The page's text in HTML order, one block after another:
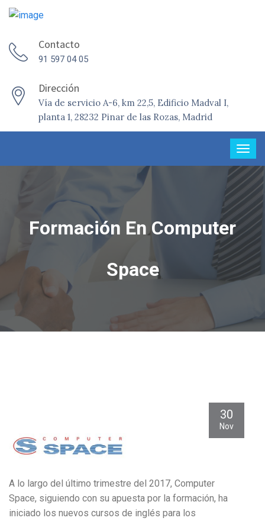
Contacto
91 597 04 05
Dirección
Vía de servicio A-6, km 22,5, Edificio Madval I,
planta 1, 28232 Pinar de las Rozas, Madrid
Formación En Computer
Space
30
Nov
A lo largo del último trimestre del 2017, Computer
Space, siguiendo con su apuesta por la formación, ha
iniciado los nuevos cursos de inglés para los